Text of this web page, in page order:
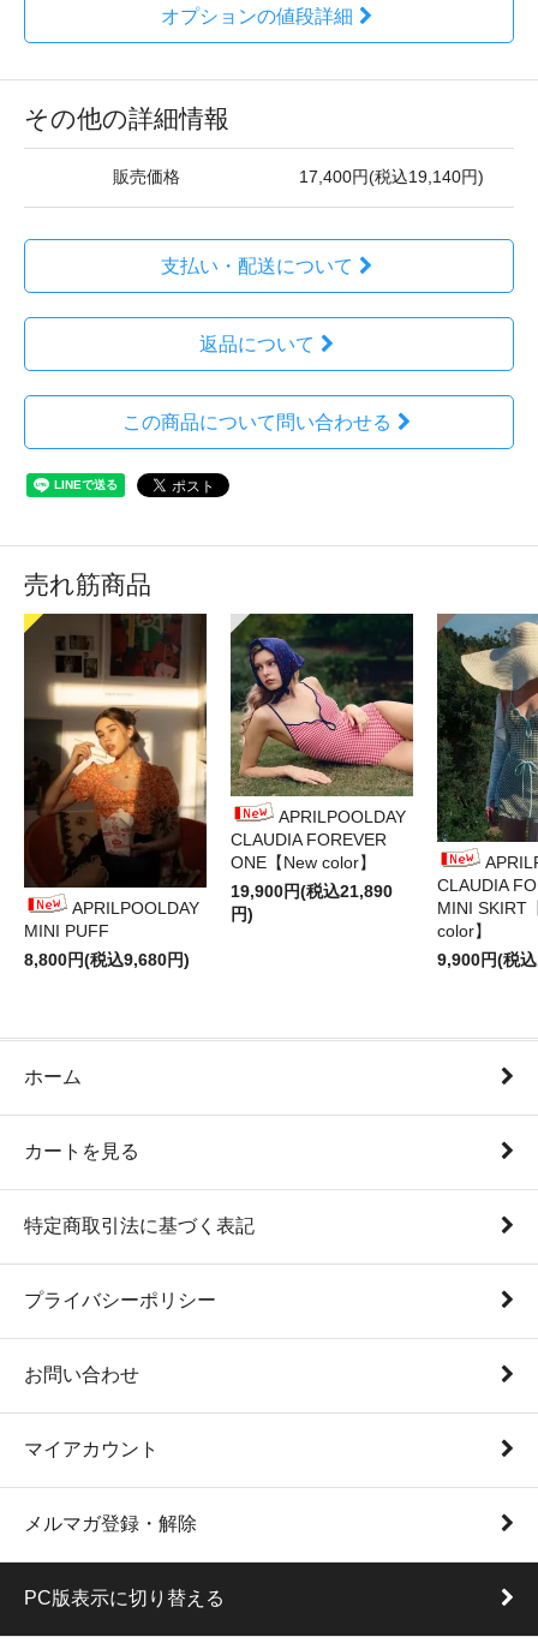
オプションの値段詳細
その他の詳細情報
販売価格 17,400円(税込19,140円)
支払い・配送について
返品について
この商品について問い合わせる
売れ筋商品
APRILPOOLDAY
MINI PUFF
8,800円(税込9,680円)
APRILPOOLDAY
CLAUDIA FOREVER
ONE【New color】
19,900円(税込21,890
円)
CLAUDIA
MINI SKIRT
color】
9,900円(税
ホーム
カートを見る
特定商取引法に基づく表記
プライバシーポリシー
お問い合わせ
マイアカウント
メルマガ登録・解除
PC版表示に切り替える